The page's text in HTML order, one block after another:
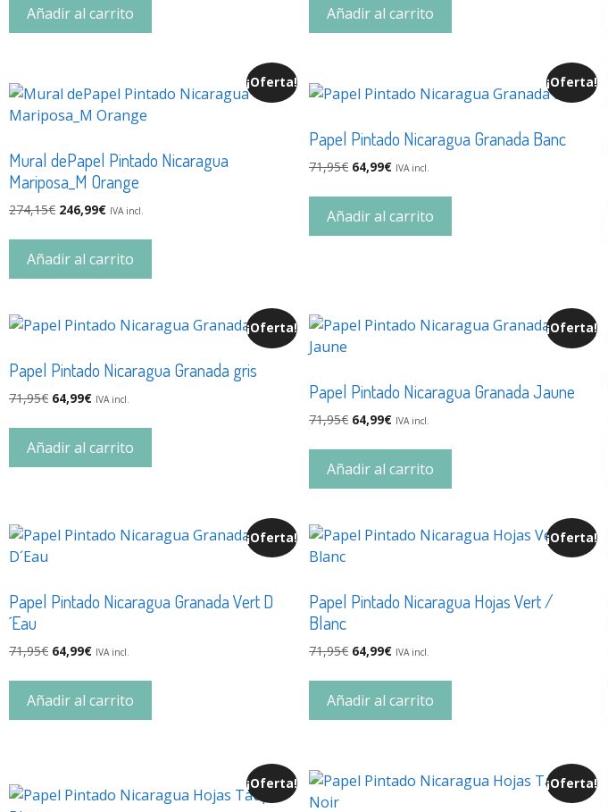
Añadir al carrito Añadir al carrito
¡Oferta!
Mural dePapel Pintado Nicaragua
Mariposa_M Orange
274,15€ 246,99€ IVA incl.
Añadir al carrito
¡Oferta!
Papel Pintado Nicaragua Granada Banc
71,95€ 64,99€ IVA incl.
Añadir al carrito
¡Oferta!
Papel Pintado Nicaragua Granada gris
71,95€ 64,99€ IVA incl.
Añadir al carrito
¡Oferta!
Papel Pintado Nicaragua Granada Jaune
71,95€ 64,99€ IVA incl.
Añadir al carrito
¡Oferta!
Papel Pintado Nicaragua Granada Vert D
´Eau
71,95€ 64,99€ IVA incl.
Añadir al carrito
¡Oferta!
Papel Pintado Nicaragua Hojas Vert /
Blanc
71,95€ 64,99€ IVA incl.
Añadir al carrito
¡Oferta! ¡Oferta!